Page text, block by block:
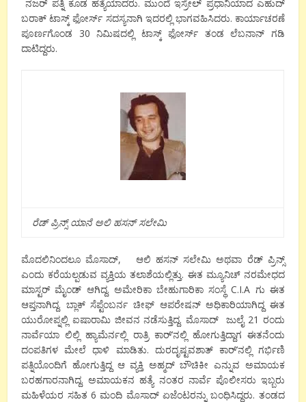
ನಜರ್ ಪತ್ನಿ ಕೂಡ ಹತ್ಯೆಯಾದರು. ಮುಂದೆ ಇಸ್ರೇಲ್ ಪ್ರಧಾನಿಯಾದ ಎಹುದ್
ಬರಾಕ್ ಟಾಸ್ಕ್ ಫೋರ್ಸ್ ಸದಸ್ಯನಾಗಿ ಇದರಲ್ಲಿ ಭಾಗವಹಿಸಿದರು. ಕಾರ್ಯಾಚರಣೆ
ಪೂರ್ಣಗೊಂಡ 30 ನಿಮಿಷದಲ್ಲಿ ಟಾಸ್ಕ್ ಫೋರ್ಸ್ ತಂಡ ಲೆಬನಾನ್ ಗಡಿ
ದಾಟಿದ್ದರು.
ರೆಡ್ ಪ್ರಿನ್ಸ್ ಯಾನೆ ಅಲಿ ಹಸನ್ ಸಲೇಮಿ
ಮೊದಲಿನಿಂದಲೂ ಮೊಸಾದ್, ಆಲಿ ಹಸನ್ ಸಲೇಮಿ ಅಥವಾ ರೆಡ್ ಪ್ರಿನ್ಸ್
ಎಂದು ಕರೆಯಲ್ಪಡುವ ವ್ಯಕ್ತಿಯ ತಲಾಶೆಯಲ್ಲಿತ್ತು. ಈತ ಮ್ಯೂನಿಚ್ ನರಮೇಧದ
ಮಾಸ್ಟರ್ ಮೈಂಡ್ ಆಗಿದ್ದ. ಅಮೇರಿಕಾ ಬೇಹುಗಾರಿಕಾ ಸಂಸ್ಥೆ C.I.A ಗು ಈತ
ಆಪ್ತನಾಗಿದ್ದ. ಬ್ಲಾಕ್ ಸೆಪ್ಟೆಂಬರ್ನ ಚೀಫ್ ಆಪರೇಷನ್ ಅಧಿಕಾರಿಯಾಗಿದ್ದ ಈತ
ಯುರೋಪ್ನಲ್ಲಿ ಐಷಾರಾಮಿ ಜೀವನ ನಡೆಸುತ್ತಿದ್ದ. ಮೊಸಾದ್ ಜುಲೈ 21 ರಂದು
ನಾರ್ವೆಯಾ ಲಿಲ್ಲಿ ಹ್ಯಾಮೆರ್ನಲ್ಲಿ ರಾತ್ರಿ ಕಾರ್’ನಲ್ಲಿ ಹೋಗುತ್ತಿದ್ದಾಗ ಈತನೆಂದು
ದಂಪತಿಗಳ ಮೇಲೆ ಧಾಳಿ ಮಾಡಿತು. ದುರದೃಷ್ಟವಶಾತ್ ಕಾರ್’ನಲ್ಲಿ ಗರ್ಭಿಣಿ
ಪತ್ನಿಯೊಂದಿಗೆ ಹೋಗುತ್ತಿದ್ದ ಆ ವ್ಯಕ್ತಿ ಅಹ್ಮದ್ ಬೌಚಿಕೀ ಎನ್ನುವ ಅಮಾಯಕ
ಬರಹಗಾರನಾಗಿದ್ದ. ಅಮಾಯಕನ ಹತ್ಯೆ ನಂತರ ನಾರ್ವೆ ಪೊಲೀಸರು ಇಬ್ಬರು
ಮಹಿಳೆಯರ ಸಹಿತ 6 ಮಂದಿ ಮೊಸಾದ್ ಏಜೆಂಟರನ್ನು ಬಂಧಿಸಿದ್ದರು. ತಂಡದ